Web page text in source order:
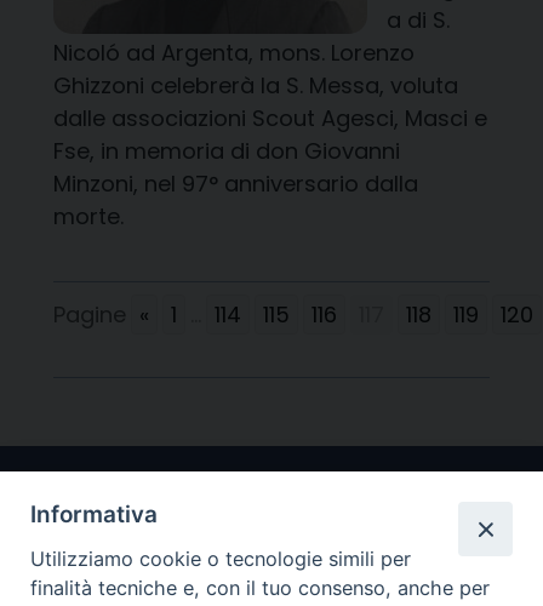
a di S.
Nicoló ad Argenta, mons. Lorenzo
Ghizzoni celebrerà la S. Messa, voluta
dalle associazioni Scout Agesci, Masci e
Fse, in memoria di don Giovanni
Minzoni, nel 97° anniversario dalla
morte.
Pagine « 1 114 115 116 118 119 120
Informativa
Utilizziamo cookie o tecnologie simili per
finalità tecniche e, con il tuo consenso, anche per